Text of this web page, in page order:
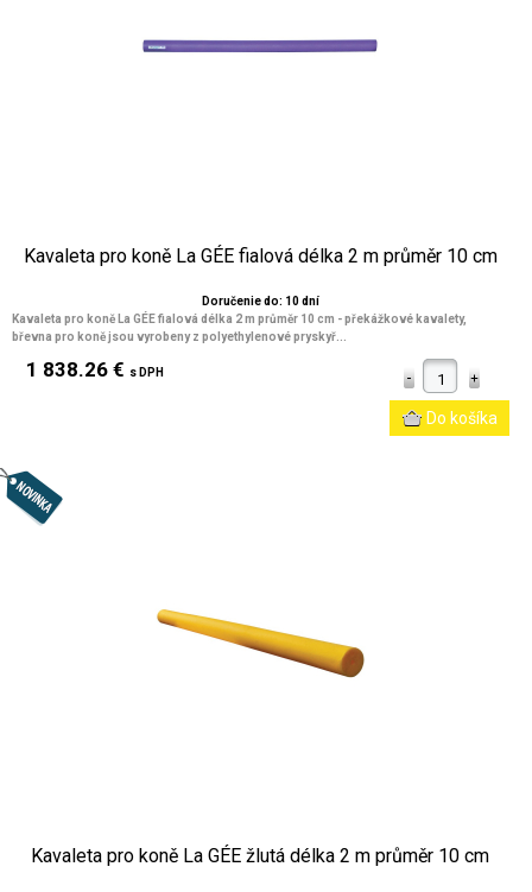
Kavaleta pro koně La GÉE fialová délka 2 m průměr 10 cm
Doručenie do: 10 dní
Kavaleta pro koně La GÉE fialová délka 2 m průměr 10 cm - překážkové kavalety,
břevna pro koně jsou vyrobeny z polyethylenové pryskyř...
1 838.26 € s DPH
Kavaleta pro koně La GÉE žlutá délka 2 m průměr 10 cm